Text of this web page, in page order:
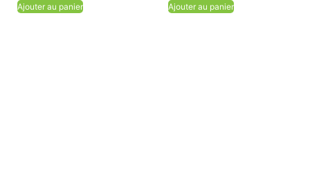
Ajouter au panier Ajouter au panier